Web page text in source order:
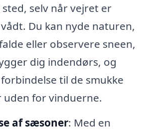
selv når vejret er
Du kan nyde naturen,
eller observere sneen,
dig indendørs, og
til de smukke
uden for vinduerne.
af sæsoner: Med en